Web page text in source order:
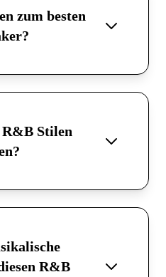
zum besten
Stilen
R&B